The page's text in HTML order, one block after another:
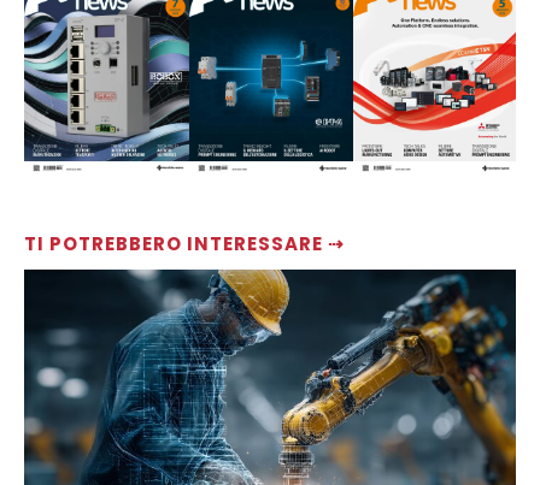
TI POTREBBERO INTERESSARE ⇢